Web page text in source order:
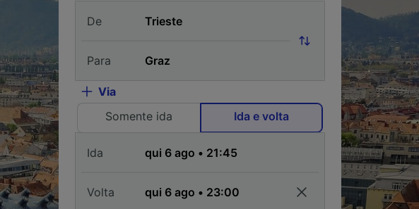
De
Para
Via
Somente ida
Ida e volta
Ida
Volta